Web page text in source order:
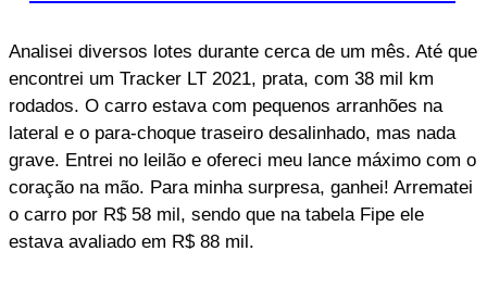
Analisei diversos lotes durante cerca de um mês. Até que
encontrei um Tracker LT 2021, prata, com 38 mil km
rodados. O carro estava com pequenos arranhões na
lateral e o para-choque traseiro desalinhado, mas nada
grave. Entrei no leilão e ofereci meu lance máximo com o
coração na mão. Para minha surpresa, ganhei! Arrematei
o carro por R$ 58 mil, sendo que na tabela Fipe ele
estava avaliado em R$ 88 mil.